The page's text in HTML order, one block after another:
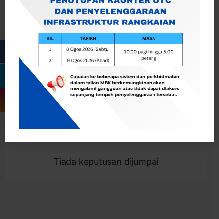
Togol Penapis
Showing 0 result
Tiada keputusan dijumpai